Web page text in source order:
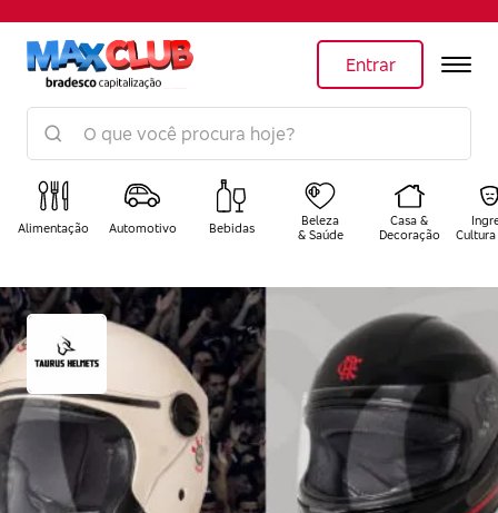
Entrar
Alimentação Automotivo Bebidas
Beleza
& Saúde
Casa &
Decoração